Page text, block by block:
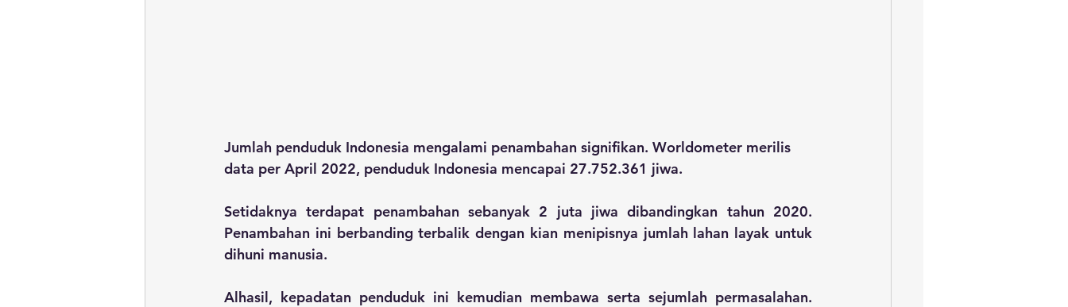
Jumlah penduduk Indonesia mengalami penambahan signifikan. Worldometer merilis
data per April 2022, penduduk Indonesia mencapai 27.752.361 jiwa.
Setidaknya terdapat penambahan sebanyak 2 juta jiwa dibandingkan tahun 2020.
Penambahan ini berbanding terbalik dengan kian menipisnya jumlah lahan layak untuk
dihuni manusia.
Alhasil, kepadatan penduduk ini kemudian membawa serta sejumlah permasalahan.